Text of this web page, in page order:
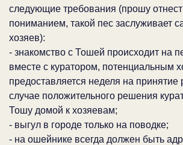
следующие требования (прошу
пониманием, такой пес заслуживает
хозяев):
- знакомство с Тошей происходит на
вместе с куратором, потенциальным
предоставляется неделя на
случае положительного решения
Тошу домой к хозяевам;
- выгул в городе только на поводке;
- на ошейнике всегда должен быть